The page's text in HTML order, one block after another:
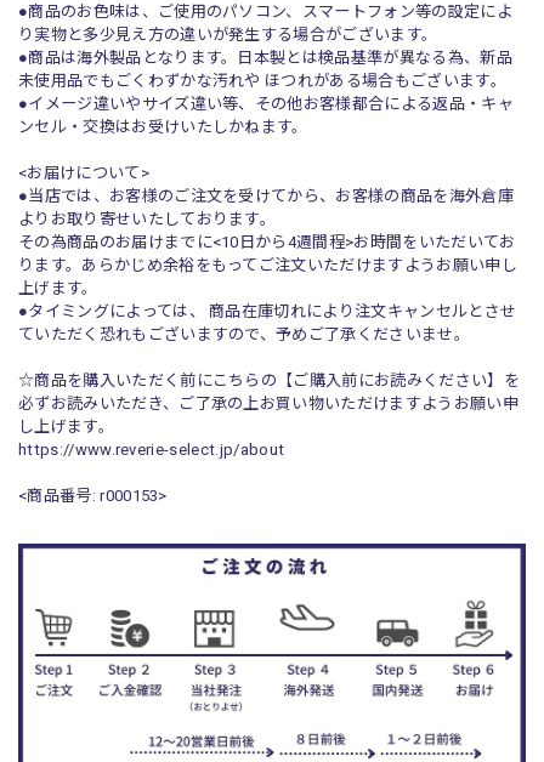
●商品のお色味は、ご使用のパソコン、スマートフォン等の設定によ
り実物と多少見え方の違いが発生する場合がございます。
●商品は海外製品となります。日本製とは検品基準が異なる為、新品
未使用品でもごくわずかな汚れや ほつれがある場合もございます。
●イメージ違いやサイズ違い等、その他お客様都合による返品・キャ
ンセル・交換はお受けいたしかねます。
<お届けについて>
●当店では、お客様のご注文を受けてから、お客様の商品を海外倉庫
よりお取り寄せいたしております。
その為商品のお届けまでに<10日から4週間程>お時間をいただいてお
ります。あらかじめ余裕をもってご注文いただけますようお願い申し
上げます。
●タイミングによっては、 商品在庫切れにより注文キャンセルとさせ
ていただく恐れもございますので、予めご了承くださいませ。
☆商品を購入いただく前にこちらの【ご購入前にお読みください】を
必ずお読みいただき、ご了承の上お買い物いただけますようお願い申
し上げます。
https://www.reverie-select.jp/about
<商品番号: r000153>